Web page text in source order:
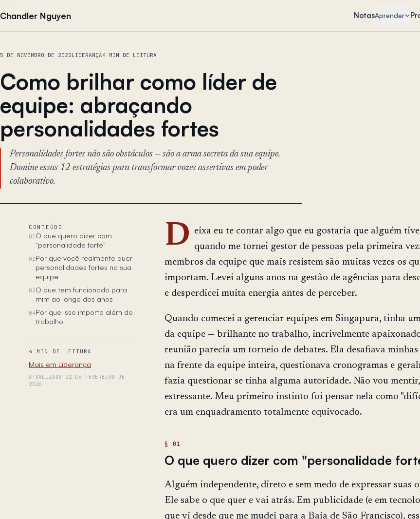
Chandler Nguyen NotasAprender
5 DE NOVEMBRO DE 2022LIDERANÇA4 MIN DE LEITURA
Como brilhar como líder de
equipe: abraçando
personalidades fortes
Personalidades fortes não são obstáculos — são a arma secreta da sua equipe.
Domine essas 12 estratégias para transformar vozes assertivas em poder
colaborativo.
CONTEÚDO
01O que quero dizer com
"personalidade forte"
02Por que você realmente quer
personalidades fortes na sua
equipe
03O que tem funcionado para
mim ao longo dos anos
04Por que isso importa além do
trabalho
4 MIN DE LEITURA
Mais em Liderança
ATUALIZADO 22 DE FEVEREIRO DE
2026
D eixa eu te contar algo que eu gostaria que alguém
quando me tornei gestor de pessoas pela primeira
membros da equipe que mais resistem são muitas vezes os
importam. Levei alguns anos na gestão de agências para
e desperdicei muita energia antes de perceber.
Quando comecei a gerenciar equipes em Singapura, tinha
da equipe — brilhante no trabalho, incrivelmente
reunião parecia um torneio de debates. Ela desafiava minhas
na frente da equipe inteira, questionava cronogramas e
fazia questionar se tinha alguma autoridade. Não vou
estressante. Meu primeiro instinto foi pensar nela como
era um enquadramento totalmente equivocado.
O que quero dizer com "personalidade
Alguém independente, direto e sem medo de expressar suas
Ele sabe o que quer e vai atrás. Em publicidade (e em
que vi desde que me mudei para a Baía de São Francisco),